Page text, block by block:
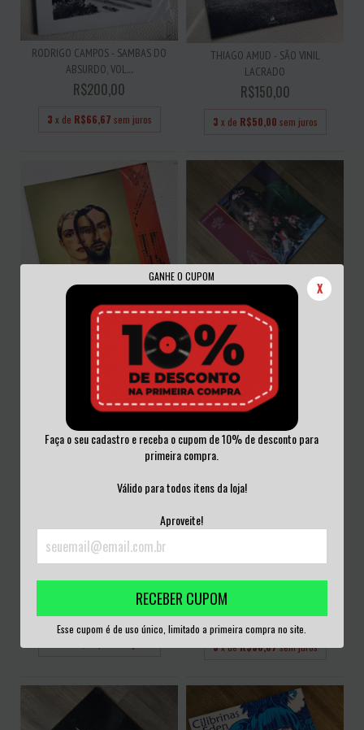
GANHE O CUPOM
X
Faça o seu cadastro e receba o cupom de 10% de desconto para
primeira compra.
Válido para todos itens da loja!
Aproveite!
RECEBER CUPOM
Esse cupom é de uso único, limitado a primeira compra no site.
RODRIGO CAMPOS - SAMBAS DO
ABSURDO, VOL....
R$200,00
3 x de R$66,67 sem juros
THIAGO AMUD - SÃO VINIL
LACRADO
R$150,00
3 x de R$50,00 sem juros
YPU - PARANOAR VINIL NOVO
LACRADO
R$150,00
R$50,00 sem juros
V/A - ONDAS SÍSMICAS: 10 CANÇÕES
DE CANT...
R$150,00
3 x deR$50,00
SYLVIO FRAGA - ROBALO NENHUM
R$160,00
STONE FERRARI ?- UMA GRAVIDADE
R$110,00
3x deR$36,67sem juros